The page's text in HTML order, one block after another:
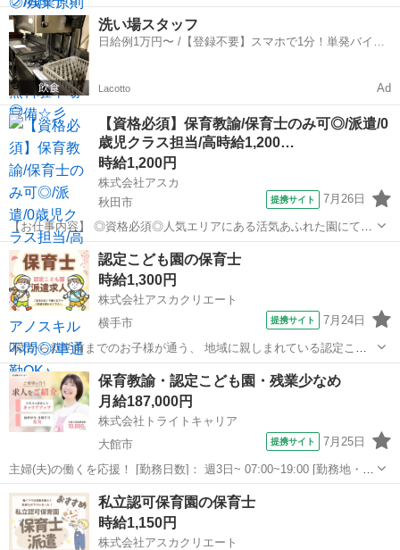
士の募集です☆彡 特定のクラスに固定されず、 園全体を見渡しながら
お子さまの成長を支えるやりがいがあります◎ お仕事内容は、 ●各ク
ラスの保育補助や見守...
秋田 秋田市 保育士
洗い場スタッフ
日給例1万円〜 /【登録不要】スマホで1分！単発バイト
Lacotto Ad
【資格必須】保育教諭/保育士のみ可◎/派遣/0
歳児クラス担当/高時給1,200…
時給1,200円
株式会社アスカ
秋田市
提携サイト 7月26日
【お仕事内容】 ◎資格必須◎人気エリアにある活気あふれた園にて、
0歳児クラスを担当していただく派遣の募集です☆彡 かわいいお子さ
まの成長を間近で見守りながら、 ゆったりと保育に取り組める環境で
す◎ お仕事内容は、 ●お子...
秋田 秋田市 保育士
認定こども園の保育士
時給1,300円
株式会社アスカクリエート
横手市
提携サイト 7月24日
0歳から就学前までのお子様が通う、 地域に親しまれている認定こど
も園です◎ 一人ひとりの個性を大切にする方針で、 落ち着いた環境で
お仕事ができます☆彡 お仕事内容は、 ● お子様の遊びの見守りや活動
サポート ● 食事の介助...
秋田 横手市 保育士
保育教諭・認定こども園・残業少なめ
月給187,000円
株式会社トライトキャリア
大館市
提携サイト 7月25日
主婦(夫)の働くを応援！ [勤務日数]： 週3日~ 07:00~19:00 [勤務地・最
寄駅]： 秋田県大館市片山町3丁目2番21号 非公開 東大館駅自動車5分
秋田 大館市 保育士
私立認可保育園の保育士
時給1,150円
株式会社アスカクリエート